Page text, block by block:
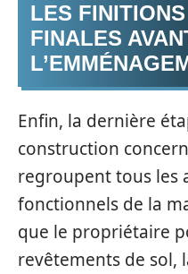
LES
FINALES
Enfin, la dernière
construction
regroupent tous les
fonctionnels de la
que le propriétaire
revêtements de sol,